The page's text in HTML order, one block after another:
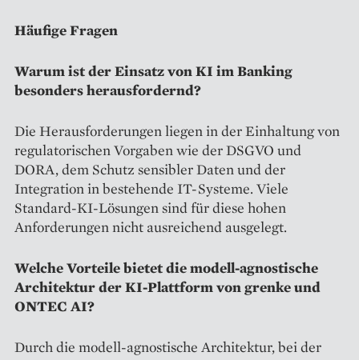
Häufige Fragen
Warum ist der Einsatz von KI im Banking
besonders herausfordernd?
Die Herausforderungen liegen in der Einhaltung von
regulatorischen Vorgaben wie der DSGVO und
DORA, dem Schutz sensibler Daten und der
Integration in bestehende IT-Systeme. Viele
Standard-KI-Lösungen sind für diese hohen
Anforderungen nicht ausreichend ausgelegt.
Welche Vorteile bietet die modell-agnostische
Architektur der KI-Plattform von grenke und
ONTEC AI?
Durch die modell-agnostische Architektur, bei der